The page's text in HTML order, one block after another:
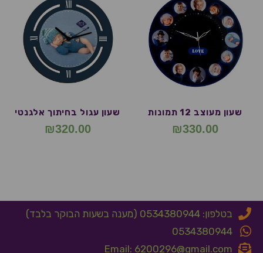
שעון מעוצב 12 תמונות
₪330.00
שעון עגול בחיתוך אלגנטי
₪320.00
בטלפון: 0534380944 (מענה בשעות הבוקר בלבד)
0534380944
Email: 6200296@gmail.com